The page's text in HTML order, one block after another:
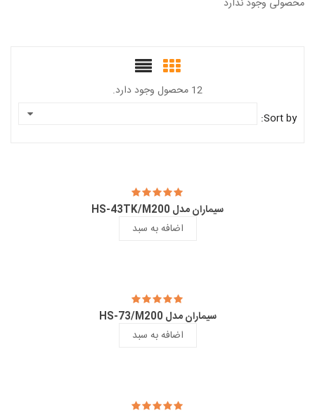
محصولی وجود ندارد
12 محصول وجود دارد.
Sort by:
سیماران مدل HS-43TK/M200
اضافه به سبد
سیماران مدل HS-73/M200
اضافه به سبد